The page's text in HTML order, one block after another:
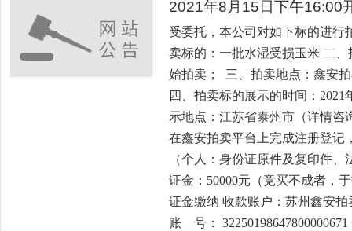
2021年8月15日下午16:00
受委托，本公司对如下标的进行
卖标的：一批水湿受损玉米 二、
始拍卖； 三、拍卖地点：鑫安
四、拍卖标的展示的时间：2021
示地点：江苏省泰州市（详情咨
在鑫安拍卖平台上完成注册登记
（个人：身份证原件及复印件
证金：50000元（竞买不成者，
证金缴纳 收款账户：苏州鑫安拍
账 号：